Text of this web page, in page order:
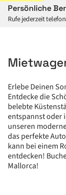
Persönliche
Rufe jederzeit
Erlebe Deinen
Entdecke die
belebte
entspannst oder
unseren
das perfekte
kann bei einem
entdecken!
Mallorca!